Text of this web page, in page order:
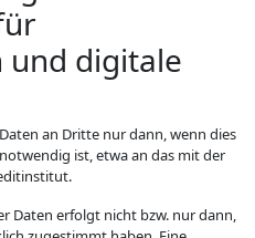
und digitale
an Dritte nur dann, wenn dies
ist, etwa an das mit der
Daten erfolgt nicht bzw. nur dann,